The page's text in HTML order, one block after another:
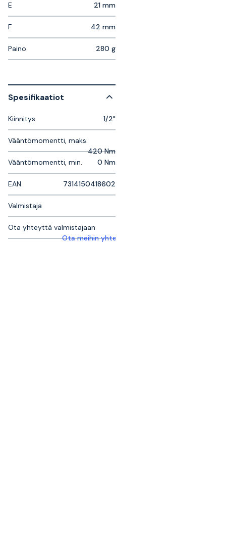
E 21 mm
F 42 mm
Paino 280 g
Spesifikaatiot
Kiinnitys 1/2"
Vääntömomentti, maks.
420 Nm
Vääntömomentti, min.
0 Nm
EAN 7314150418602
Valmistaja
Ota yhteyttä valmistajaan
Ota meihin yhteyttä saadaksesi lisätietoja